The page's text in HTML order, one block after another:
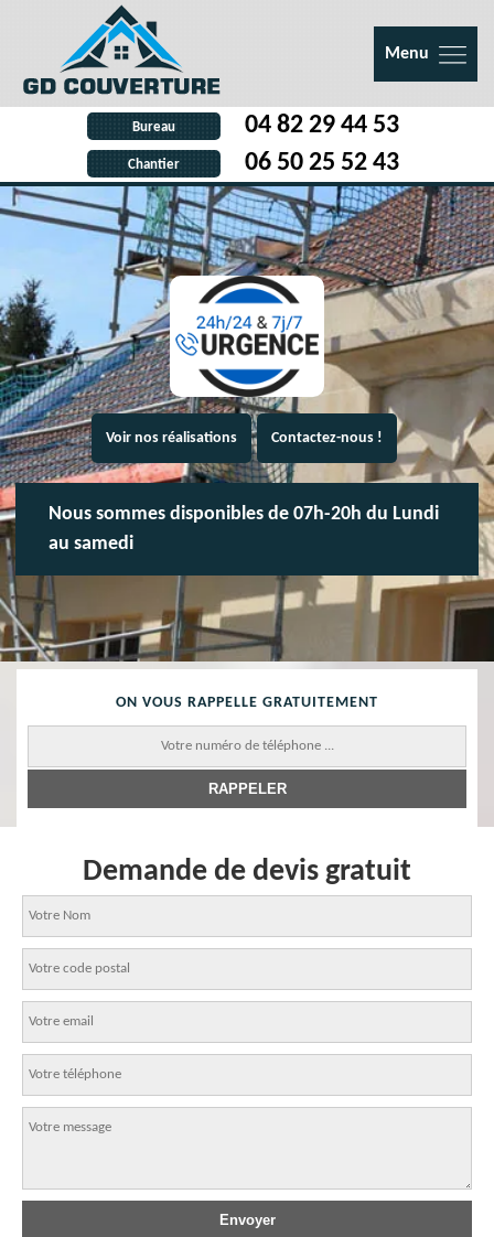
Menu
Bureau 04 82 29 44 53
Chantier 06 50 25 52 43
Voir nos réalisations Contactez-nous !
Nous sommes disponibles de 07h-20h du Lundi
au samedi
ON VOUS RAPPELLE GRATUITEMENT
Demande de devis gratuit